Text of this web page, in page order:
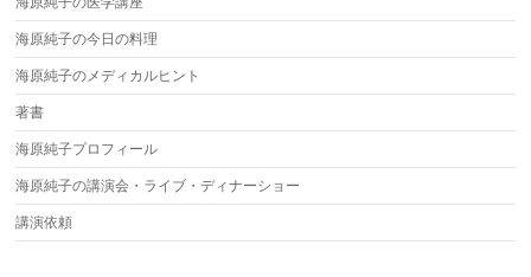
海原純子の今日の料理
海原純子のメディカルヒント
著書
海原純子プロフィール
海原純子の講演会・ライブ・ディナーショー
講演依頼